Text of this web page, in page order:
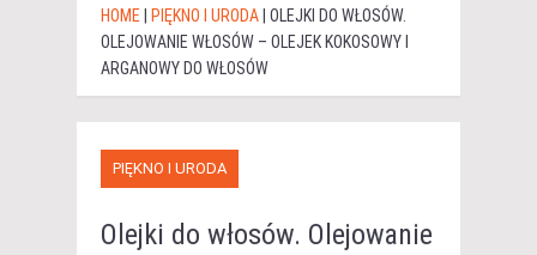
HOME PIĘKNO I URODA OLEJKI DO WŁOSÓW.
OLEJOWANIE WŁOSÓW – OLEJEK KOKOSOWY I
ARGANOWY DO WŁOSÓW
PIĘKNO I URODA
Olejki do włosów. Olejowanie